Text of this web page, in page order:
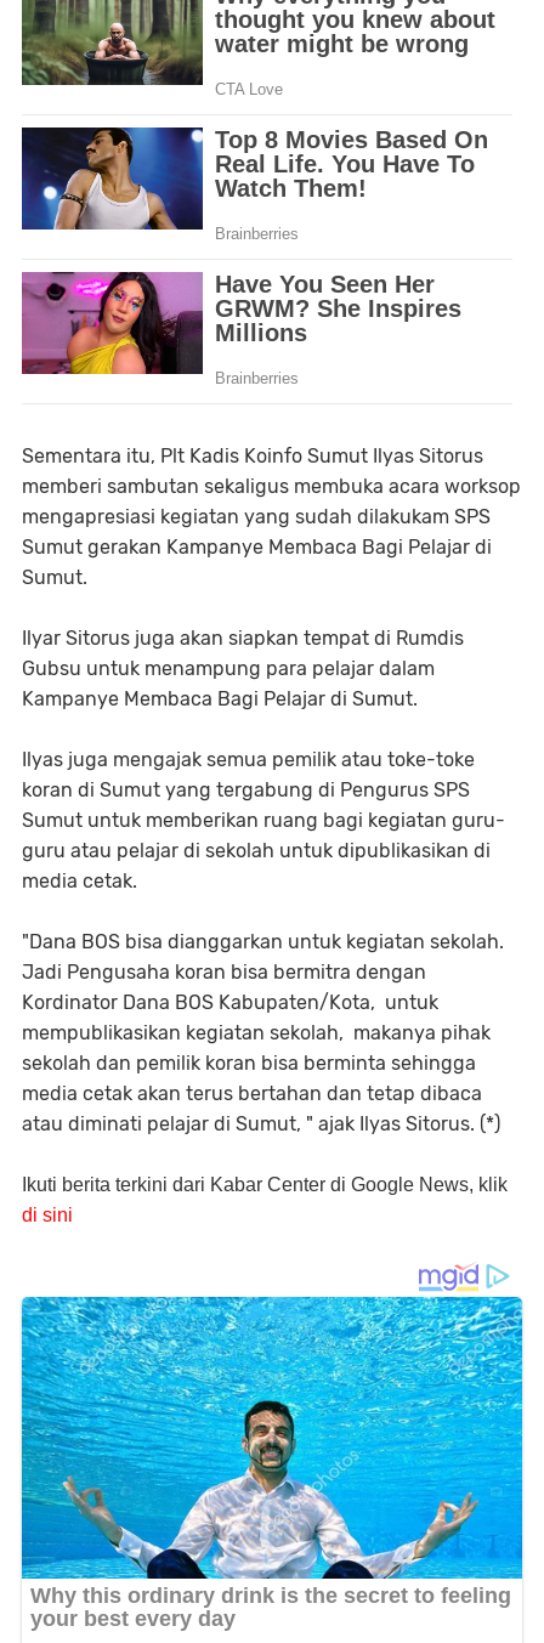
Sementara itu, Plt Kadis Koinfo Sumut Ilyas Sitorus
memberi sambutan sekaligus membuka acara worksop
mengapresiasi kegiatan yang sudah dilakukam SPS
Sumut gerakan Kampanye Membaca Bagi Pelajar di
Sumut.
Ilyar Sitorus juga akan siapkan tempat di Rumdis
Gubsu untuk menampung para pelajar dalam
Kampanye Membaca Bagi Pelajar di Sumut.
Ilyas juga mengajak semua pemilik atau toke-toke
koran di Sumut yang tergabung di Pengurus SPS
Sumut untuk memberikan ruang bagi kegiatan guru-
guru atau pelajar di sekolah untuk dipublikasikan di
media cetak.
"Dana BOS bisa dianggarkan untuk kegiatan sekolah.
Jadi Pengusaha koran bisa bermitra dengan
Kordinator Dana BOS Kabupaten/Kota, untuk
mempublikasikan kegiatan sekolah, makanya pihak
sekolah dan pemilik koran bisa berminta sehingga
media cetak akan terus bertahan dan tetap dibaca
atau diminati pelajar di Sumut, " ajak Ilyas Sitorus. (*)
Ikuti berita terkini dari Kabar Center di Google News, klik
di sini